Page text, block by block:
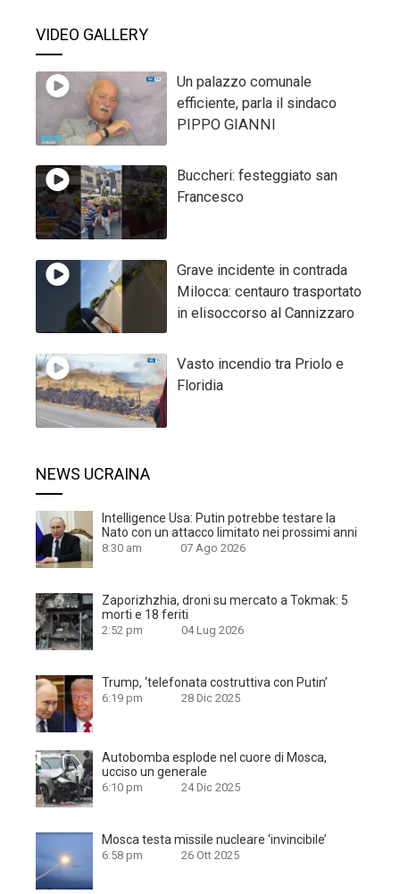
VIDEO GALLERY
Un palazzo comunale
efficiente, parla il sindaco
PIPPO GIANNI
Buccheri: festeggiato san
Francesco
Grave incidente in contrada
Milocca: centauro trasportato
in elisoccorso al Cannizzaro
Vasto incendio tra Priolo e
Floridia
NEWS UCRAINA
Intelligence Usa: Putin potrebbe testare la
Nato con un attacco limitato nei prossimi anni
8:30 am 07 Ago 2026
Zaporizhzhia, droni su mercato a Tokmak: 5
morti e 18 feriti
2:52 pm 04 Lug 2026
Trump, ‘telefonata costruttiva con Putin’
6:19 pm 28 Dic 2025
Autobomba esplode nel cuore di Mosca,
ucciso un generale
6:10 pm 24 Dic 2025
Mosca testa missile nucleare ‘invincibile’
6:58 pm 26 Ott 2025